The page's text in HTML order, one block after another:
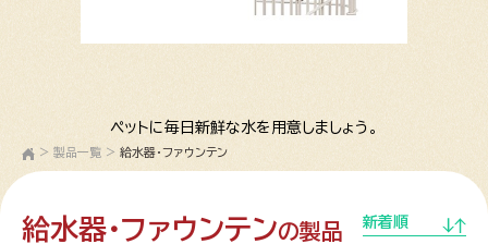
ペットに毎日新鮮な水を用意しましょう。
> 製品一覧 > 給水器・ファウンテン
給水器・ファウンテンの製品 新着順